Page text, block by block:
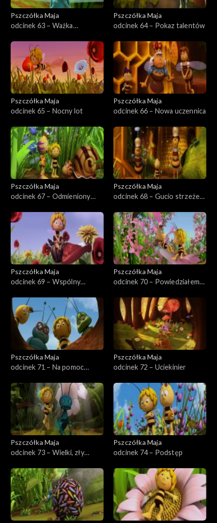
Pszczółka Maja
odcinek 63 – Ważka
Pszczółka Maja
odcinek 64 – Pokaz talentów
Pszczółka Maja
odcinek 65 – Nocny lot
Pszczółka Maja
odcinek 66 – Nowa uczennica
Pszczółka Maja
odcinek 67 – Odmieniony
Pszczółka Maja
odcinek 68 – Gucio strzeże
Pszczółka Maja
odcinek 69 – Wspólny
Pszczółka Maja
odcinek 70 – Powiedziałem
Pszczółka Maja
odcinek 71 – Na pomoc
Pszczółka Maja
odcinek 72 – Uciekinier
Pszczółka Maja
odcinek 73 – Wielki, zły
Pszczółka Maja
odcinek 74 – Podstęp